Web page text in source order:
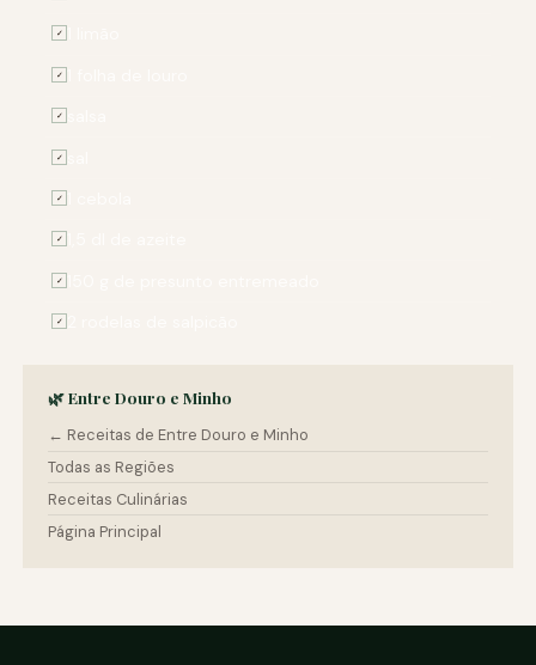
✓
✓
✓
✓
✓
✓
✓
✓
🌿 Entre Douro e Minho
← Receitas de Entre Douro e Minho
Todas as Regiões
Receitas Culinárias
Página Principal